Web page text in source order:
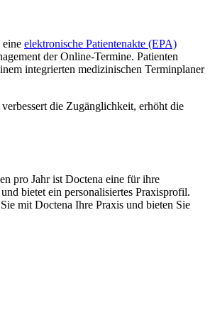
elektronische Patientenakte (EPA)
der Online-Termine. Patienten
integrierten medizinischen Terminplaner
die Zugänglichkeit, erhöht die
pro Jahr ist Doctena eine für ihre
bietet ein personalisiertes Praxisprofil.
mit Doctena Ihre Praxis und bieten Sie